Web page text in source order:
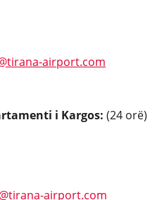
airport.com
i Kargos: (24 orë)
airport.com